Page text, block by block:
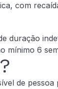
com
duração
mínimo 6
de